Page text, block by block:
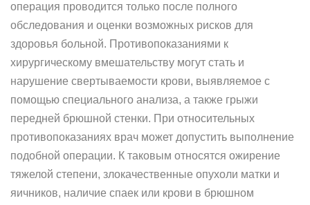
операция проводится только после полного
обследования и оценки возможных рисков для
здоровья больной. Противопоказаниями к
хирургическому вмешательству могут стать и
нарушение свертываемости крови, выявляемое с
помощью специального анализа, а также грыжи
передней брюшной стенки. При относительных
противопоказаниях врач может допустить выполнение
подобной операции. К таковым относятся ожирение
тяжелой степени, злокачественные опухоли матки и
яичников, наличие спаек или крови в брюшном